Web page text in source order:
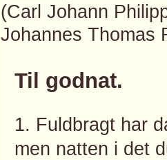
(Carl Johann
Johannes Thomas
Til godnat.
1. Fuldbragt har
men natten i det